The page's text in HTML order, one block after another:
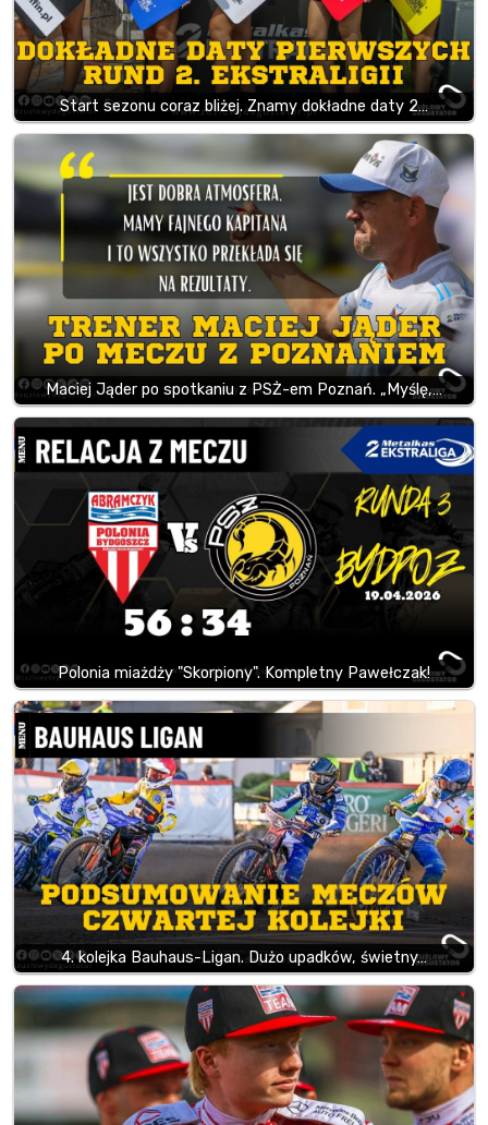
Start sezonu coraz bliżej. Znamy dokładne daty 2…
Maciej Jąder po spotkaniu z PSŻ-em Poznań. „Myślę,…
Polonia miażdży "Skorpiony". Kompletny Pawełczak!
4. kolejka Bauhaus-Ligan. Dużo upadków, świetny…